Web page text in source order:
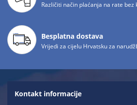
Različiti način plaćanja na rate bez
Besplatna dostava
Vrijedi za cijelu Hrvatsku za
Kontakt informacije